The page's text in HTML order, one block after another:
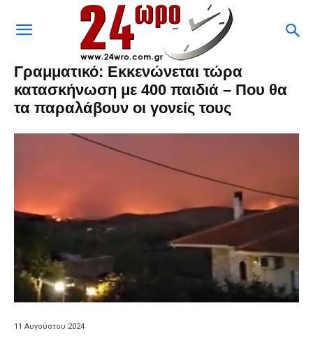
Γραμματικό: Εκκενώνεται τώρα
κατασκήνωση με 400 παιδιά – Που θα
τα παραλάβουν οι γονείς τους
11 Αυγούστου 2024